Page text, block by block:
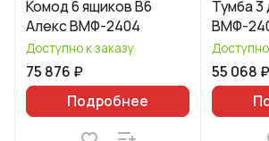
Комод 6 ящиков В6
Алекс ВМФ-2404
Доступно к заказу
75 876 ₽
Подробнее
Тумба 3
ВМФ-
55 068 ₽